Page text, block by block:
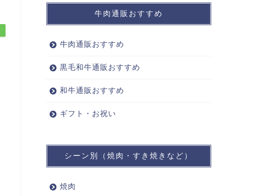
牛肉通販おすすめ
牛肉通販おすすめ
黒毛和牛通販おすすめ
和牛通販おすすめ
ギフト・お祝い
シーン別（焼肉・すき焼きなど）
焼肉